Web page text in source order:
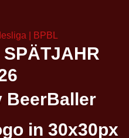
SPÄTJAHR
BeerBaller